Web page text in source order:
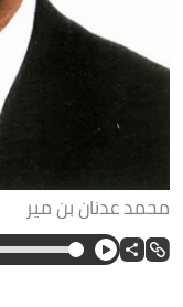
محمد عدنان بن مير